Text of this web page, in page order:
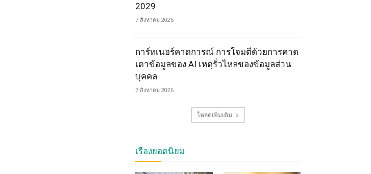
2029
7 สิงหาคม 2026
การ์ทเนอร์คาดการณ์ การโจมตีด้วยการคาด
เดาข้อมูลของ AI เหตุรั่วไหลของข้อมูลส่วน
บุคคล
7 สิงหาคม 2026
โหลดเพิ่มเติม
เรื่องยอดนิยม